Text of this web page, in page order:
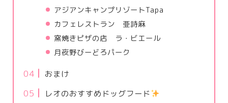
アジアンキャンプリゾートTapa
カフェレストラン 亜詩麻
窯焼きピザの店 ラ・ビエール
月夜野びーどろパーク
おまけ
レオのおすすめドッグフード